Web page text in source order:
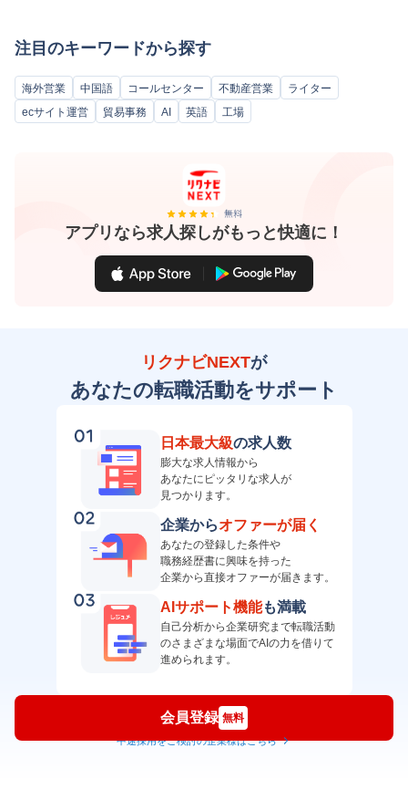
注目のキーワードから探す
海外営業 中国語 コールセンター 不動産営業
ライター
ecサイト運営
貿易事務 AI 英語 工場
アプリなら求人探しがもっと快適に！
リクナビNEXTが
あなたの転職活動をサポート
日本最大級の求人数
膨大な求人情報から
あなたにピッタリな求人が
見つかります。
企業からオファーが届く
あなたの登録した条件や
職務経歴書に興味を持った
企業から直接オファーが届きます。
AIサポート機能も満載
自己分析から企業研究まで転職活動
のさまざまな場面でAIの力を借りて
進められます。
会員登録 無料
中途採用をご検討の企業様はこちら